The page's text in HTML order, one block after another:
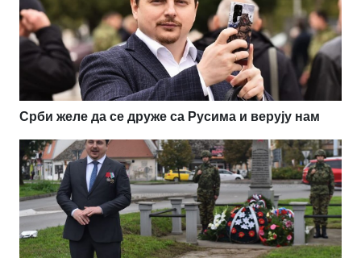
Срби желе да се друже са Русима и верују нам